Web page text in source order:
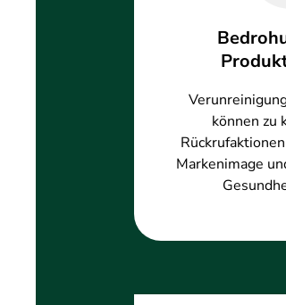
können zu
Markenimage